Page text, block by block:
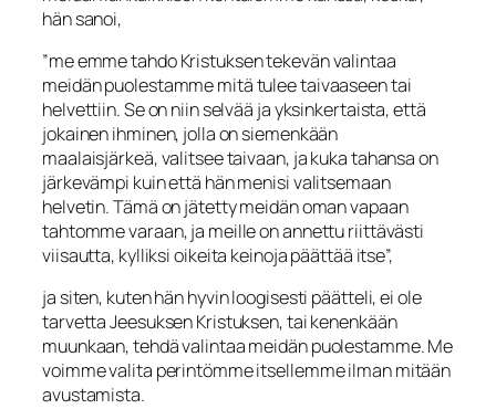
hän sanoi,
”me emme tahdo Kristuksen tekevän valintaa
meidän puolestamme mitä tulee taivaa­seen tai
helvettiin. Se on niin selvää ja yksinkertaista, että
jokainen ihminen, jolla on siemenkään
maalaisjärkeä, valitsee taivaan, ja kuka tahansa on
järkevämpi kuin että hän menisi valitsemaan
helvetin. Tämä on jätetty meidän oman vapaan
tahtom­me varaan, ja meille on annettu riittävästi
viisautta, kylliksi oikeita keinoja päättää itse”,
ja siten, kuten hän hyvin loogisesti päätteli, ei ole
tarvetta Jeesuksen Kristuk­sen, tai kenenkään
muunkaan, tehdä valintaa meidän puolestamme. Me
voimme va­lita perintömme itsellemme ilman mitään
avustamista.